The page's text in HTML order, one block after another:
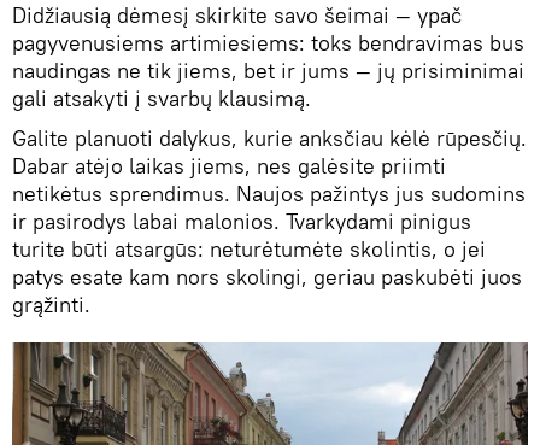
Didžiausią dėmesį skirkite savo šeimai — ypač
pagyvenusiems artimiesiems: toks bendravimas bus
naudingas ne tik jiems, bet ir jums — jų prisiminimai
gali atsakyti į svarbų klausimą.
Galite planuoti dalykus, kurie anksčiau kėlė rūpesčių.
Dabar atėjo laikas jiems, nes galėsite priimti
netikėtus sprendimus. Naujos pažintys jus sudomins
ir pasirodys labai malonios. Tvarkydami pinigus
turite būti atsargūs: neturėtumėte skolintis, o jei
patys esate kam nors skolingi, geriau paskubėti juos
grąžinti.